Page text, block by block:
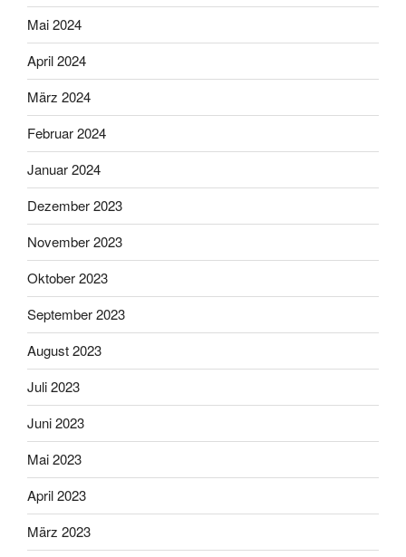
Mai 2024
April 2024
März 2024
Februar 2024
Januar 2024
Dezember 2023
November 2023
Oktober 2023
September 2023
August 2023
Juli 2023
Juni 2023
Mai 2023
April 2023
März 2023